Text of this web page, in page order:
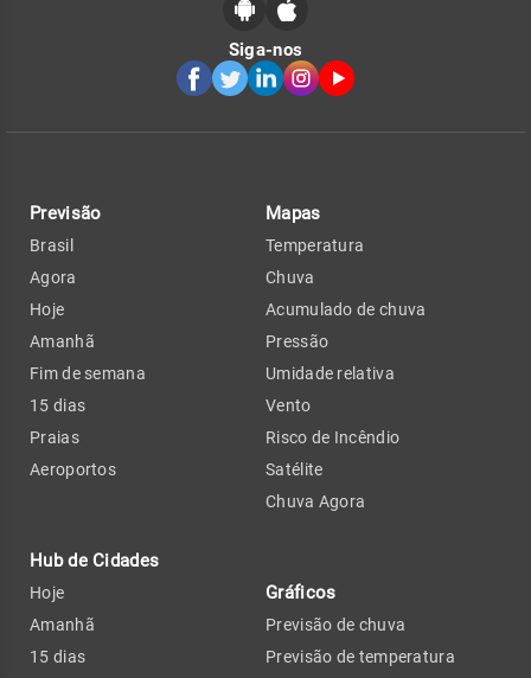
Siga-nos
Previsão
Brasil
Agora
Hoje
Amanhã
Fim de semana
15 dias
Praias
Aeroportos
Hub de Cidades
Hoje
Amanhã
15 dias
Mapas
Temperatura
Chuva
Acumulado de chuva
Pressão
Umidade relativa
Vento
Risco de Incêndio
Satélite
Chuva Agora
Gráficos
Previsão de chuva
Previsão de temperatura